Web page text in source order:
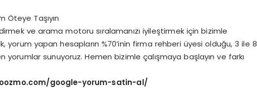
Öteye Taşıyın
ve arama motoru sıralamanızı iyileştirmek için bizimle
yorum yapan hesapların %70’inin firma rehberi üyesi olduğu, 3 ile 8
sunuyoruz. Hemen bizimle çalışmaya başlayın ve farkı
google-yorum-satin-al/